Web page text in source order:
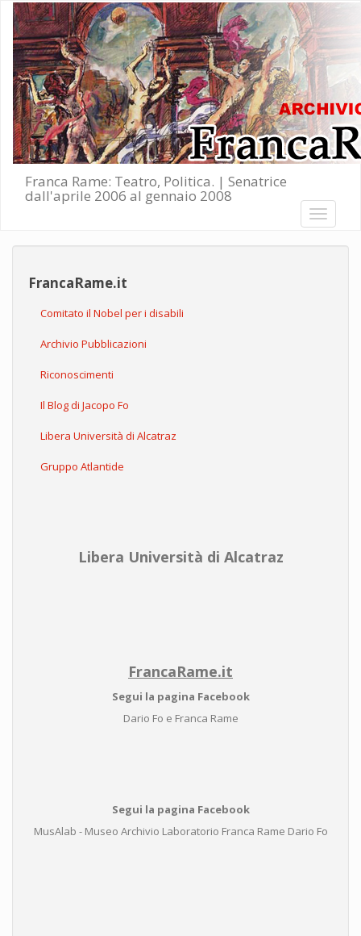
Salta al contenuto principale
Franca Rame: Teatro, Politica. | Senatrice
dall'aprile 2006 al gennaio 2008
Toggle
FrancaRame.it
Comitato il Nobel per i disabili
Archivio Pubblicazioni
Riconoscimenti
Il Blog di Jacopo Fo
Libera Università di Alcatraz
Gruppo Atlantide
Libera Università di Alcatraz
FrancaRame.it
Segui la pagina Facebook
Dario Fo e Franca Rame
Segui la pagina Facebook
MusAlab - Museo Archivio Laboratorio Franca Rame Dario Fo